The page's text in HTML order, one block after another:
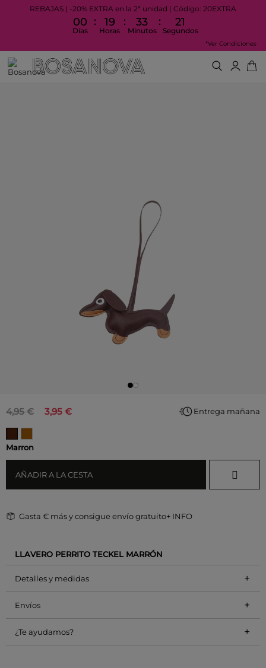
REBAJAS | -20% EXTRA en la 2ª unidad | Código: 20EXTRA
00
Días
: 19
Horas
: 33
Minutos
: 21
Segundos
*Ver Condiciones
3,95 €
4,95 €
Marron
AÑADIR A LA CESTA
Entrega mañana
Gasta € más y consigue envío gratuito+ INFO
LLAVERO PERRITO TECKEL MARRÓN
Detalles y medidas +
Envíos +
¿Te ayudamos? +